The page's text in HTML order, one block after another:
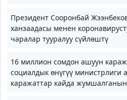
Президент Сооронбай
ханзаадасы менен
чаралар тууралуу сүйлөштү
16 миллион сомдон ашуун
социалдык өнүгүү министрлиги
каражаттар кайда